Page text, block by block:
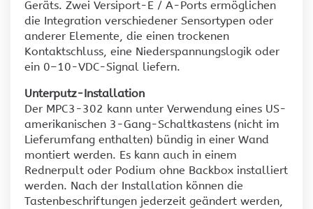
Geräts. Zwei Versiport-E / A-Ports ermöglichen
die Integration verschiedener Sensortypen oder
anderer Elemente, die einen trockenen
Kontaktschluss, eine Niederspannungslogik oder
ein 0–10-VDC-Signal liefern.
Unterputz-Installation
Der MPC3-302 kann unter Verwendung eines US-
amerikanischen 3-Gang-Schaltkastens (nicht im
Lieferumfang enthalten) bündig in einer Wand
montiert werden. Es kann auch in einem
Rednerpult oder Podium ohne Backbox installiert
werden. Nach der Installation können die
Tastenbeschriftungen jederzeit geändert werden,